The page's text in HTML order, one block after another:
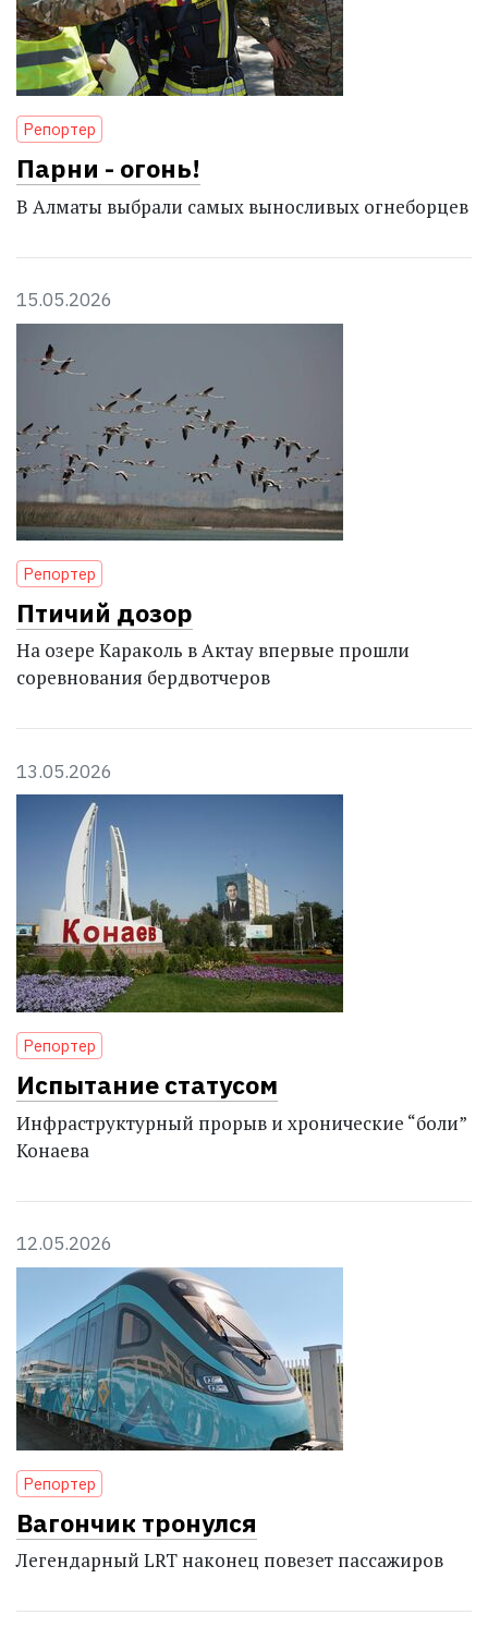
Репортер
Парни - огонь!
В Алматы выбрали самых выносливых огнеборцев
15.05.2026
Репортер
Птичий дозор
На озере Караколь в Актау впервые прошли
соревнования бердвотчеров
13.05.2026
Репортер
Испытание статусом
Инфраструктурный прорыв и хронические “боли”
Конаева
12.05.2026
Репортер
Вагончик тронулся
Легендарный LRT наконец повезет пассажиров